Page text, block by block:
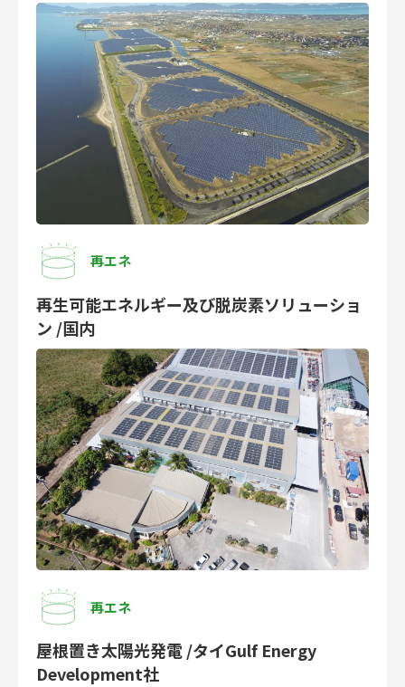
再エネ
再生可能エネルギー及び脱炭素ソリューショ
ン /国内
再エネ
屋根置き太陽光発電 /タイGulf Energy
Development社